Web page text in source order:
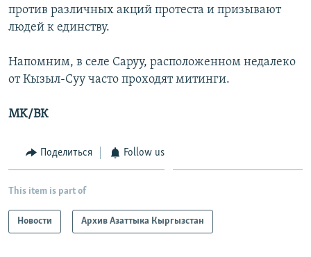
против различных акций протеста и призывают
людей к единству.
Напомним, в селе Саруу, расположенном недалеко
от Кызыл-Суу часто проходят митинги.
MK/ВК
Поделиться Follow us
This item is part of
Новости Архив Азаттыка Кыргызстан